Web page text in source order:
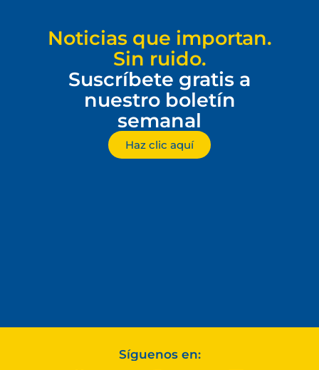
Noticias que importan.
Sin ruido.
Suscríbete gratis a
nuestro boletín
semanal
Haz clic aquí
Síguenos en: